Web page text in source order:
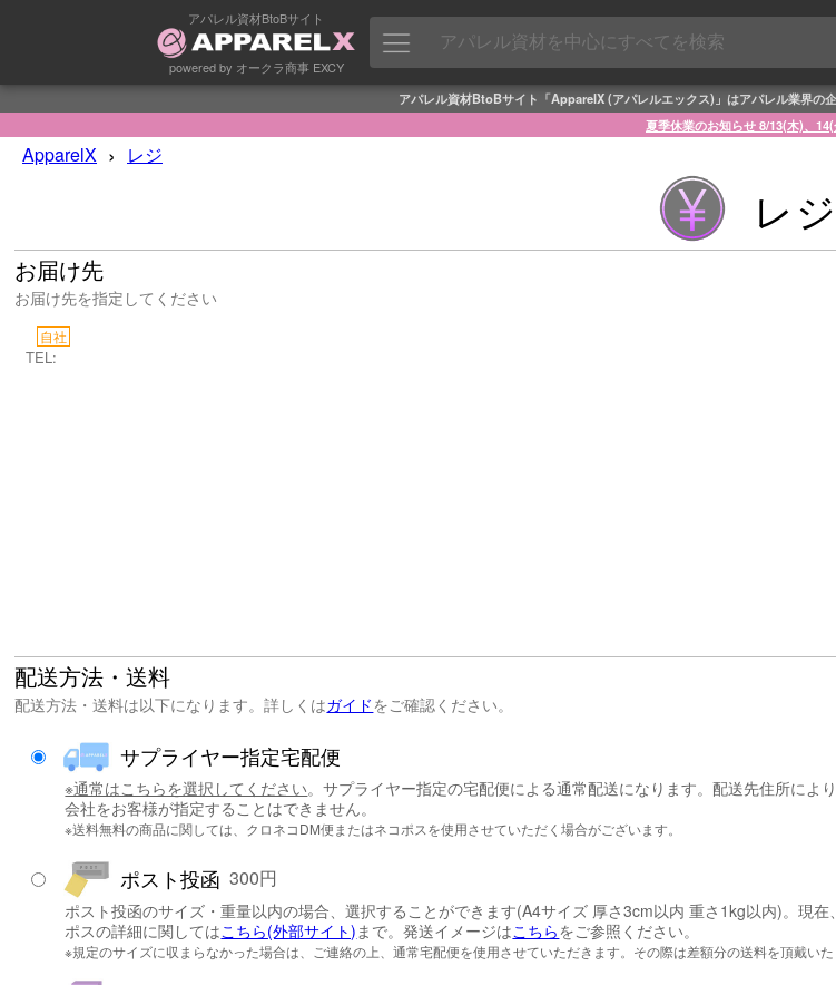
アパレル資材BtoBサイト
powered by オークラ商事 EXCY
アパレル資材BtoBサイト「ApparelX (アパレルエックス)」はアパレル業界の
夏季休業のお知らせ 8/13(木)、14(
ApparelX › レジ
レジ
お届け先
お届け先を指定してください
自社
TEL:
配送方法・送料
配送方法・送料は以下になります。詳しくはガイドをご確認ください。
サプライヤー指定宅配便
※通常はこちらを選択してください。サプライヤー指定の宅配便による通常配送になります。配送先住所によ
会社をお客様が指定することはできません。
※送料無料の商品に関しては、クロネコDM便またはネコポスを使用させていただく場合がございます。
ポスト投函 300円
ポスト投函のサイズ・重量以内の場合、選択することができます(A4サイズ 厚さ3cm以内 重さ1kg以内)。現
ポスの詳細に関してはこちら(外部サイト)まで。発送イメージはこちらをご参照ください。
※規定のサイズに収まらなかった場合は、ご連絡の上、通常宅配便を使用させていただきます。その際は差額分の送料を頂戴いた